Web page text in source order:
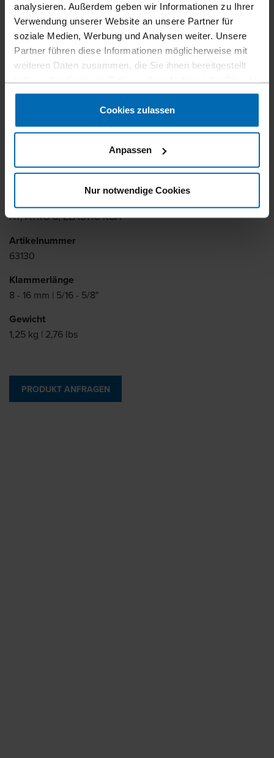
analysieren. Außerdem geben wir Informationen zu Ihrer
Verwendung unserer Website an unsere Partner für
soziale Medien, Werbung und Analysen weiter. Unsere
Partner führen diese Informationen möglicherweise mit
weiteren Daten zusammen, die Sie ihnen bereitgestellt
gesammelt haben.
Cookies zulassen
Anpassen
Nur notwendige Cookies
ME-80 ELECTRIC
Produkt nur verfügbar in:Vereinigte Staaten
16 mm, Elektrisches Feindraht Klammerngerät
Befestigertyp
BECK 80, BECK 8, BECK KOA
Ähnlich wie
ATRO 80, BEA 80, BEA 380, BOSTITCH 86, HAUBOLD
AT, ATRO 8, ELASTIC KOA
Artikelnummer
63130
Klammerlänge
8 - 16 mm | 5/16 - 5/8"
Gewicht
1,25 kg | 2,76 lbs
PRODUKT ANFRAGEN